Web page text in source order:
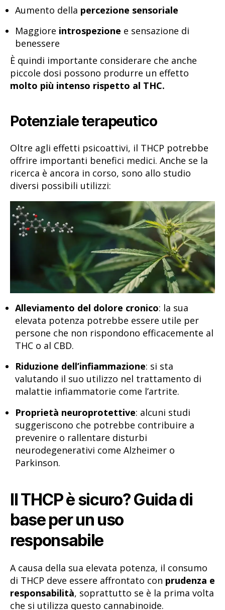
Aumento della percezione sensoriale
Maggiore introspezione e sensazione di
benessere
È quindi importante considerare che anche
piccole dosi possono produrre un effetto
molto più intenso rispetto al THC.
Potenziale terapeutico
Oltre agli effetti psicoattivi, il THCP potrebbe
offrire importanti benefici medici. Anche se la
ricerca è ancora in corso, sono allo studio
diversi possibili utilizzi:
Alleviamento del dolore cronico: la sua
elevata potenza potrebbe essere utile per
persone che non rispondono efficacemente al
THC o al CBD.
Riduzione dell’infiammazione: si sta
valutando il suo utilizzo nel trattamento di
malattie infiammatorie come l’artrite.
Proprietà neuroprotettive: alcuni studi
suggeriscono che potrebbe contribuire a
prevenire o rallentare disturbi
neurodegenerativi come Alzheimer o
Parkinson.
Il THCP è sicuro? Guida di
base per un uso
responsabile
A causa della sua elevata potenza, il consumo
di THCP deve essere affrontato con prudenza e
responsabilità, soprattutto se è la prima volta
che si utilizza questo cannabinoide.